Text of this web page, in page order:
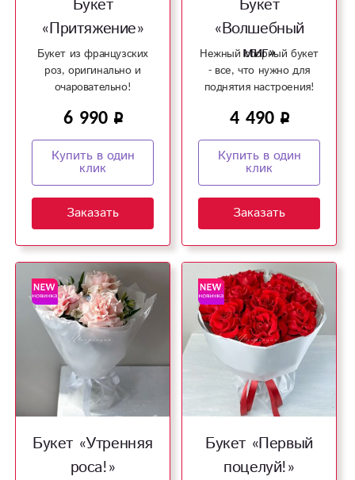
Букет
«Притяжение»
Букет из французских
роз, оригинально и
очаровательно!
6 990
Купить в один
клик
Заказать
Букет
«Волшебный
миг»
Нежный сборный букет
- все, что нужно для
поднятия настроения!
4 490
Купить в один
клик
Заказать
Букет «Утренняя
роса!»
Букет «Первый
поцелуй!»